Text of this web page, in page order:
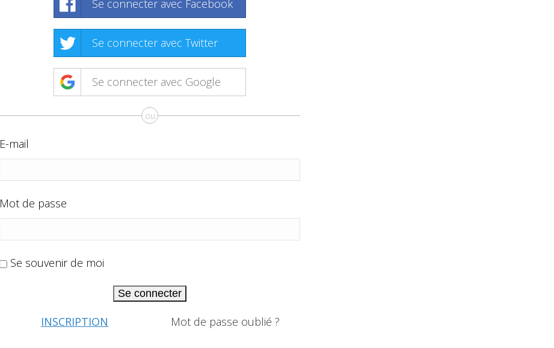
Se connecter avec Facebook
Se connecter avec Twitter
Se connecter avec Google
ou
E-mail
Mot de passe
Se souvenir de moi
Se connecter
INSCRIPTION Mot de passe oublié ?